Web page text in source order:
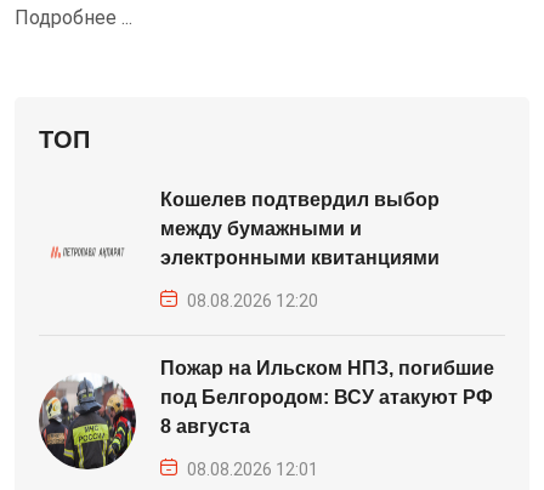
Подробнее ...
ТОП
Кошелев подтвердил выбор
между бумажными и
электронными квитанциями
08.08.2026 12:20
Пожар на Ильском НПЗ, погибшие
под Белгородом: ВСУ атакуют РФ
8 августа
08.08.2026 12:01